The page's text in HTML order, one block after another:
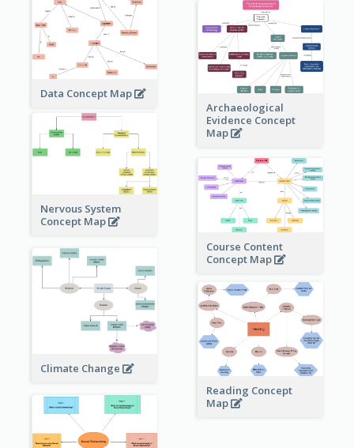
Data Concept Map
Archaeological
Evidence Concept
Map
Nervous System
Concept Map
Course Content
Concept Map
Climate Change
Reading Concept
Map